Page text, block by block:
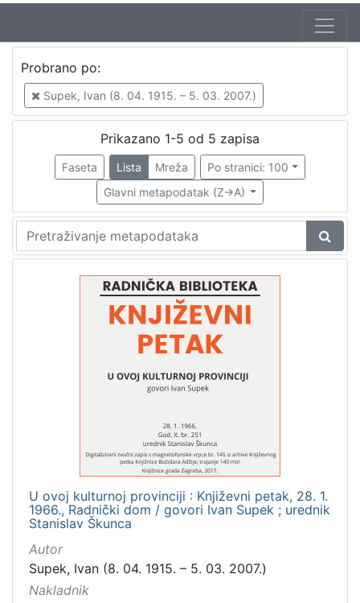
Autor
Supek, Ivan (8. 04. 1915. – 5. 03. 2007.)
Mudri-Škunca, Vera
Škunca, Stanislav
2
3
Izdavač
Knjižnice grada Zagreba
Nakladnička
cjelina
Probrano po:
Supek, Ivan (8. 04. 1915. – 5. 03. 2007.)
Prikazano 1-5 od 5 zapisa
Faseta Lista Mreža
Po stranici: 100
Glavni metapodatak (Z->A)
U ovoj kulturnoj provinciji : Književni petak, 28. 1.
1966., Radnički dom / govori Ivan Supek ; urednik
Stanislav Škunca
Autor
Supek, Ivan (8. 04. 1915. – 5. 03. 2007.)
Nakladnik